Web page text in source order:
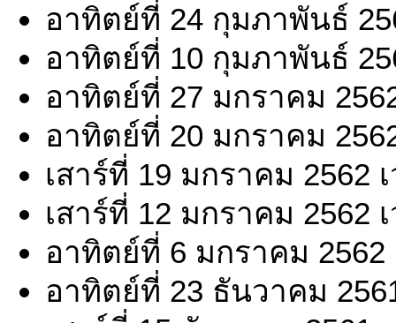
อาทิตย์ที่ 24 กุมภาพันธ์
อาทิตย์ที่ 10 กุมภาพันธ์
อาทิตย์ที่ 27 มกราคม
อาทิตย์ที่ 20 มกราคม
เสาร์ที่ 19 มกราคม 2562
เสาร์ที่ 12 มกราคม 2562
อาทิตย์ที่ 6 มกราคม 2562
อาทิตย์ที่ 23 ธันวาคม